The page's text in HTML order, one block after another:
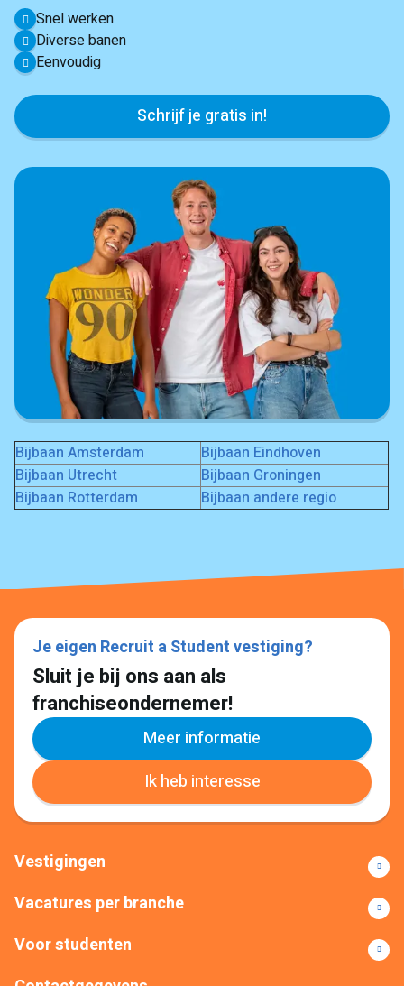
Snel werken
Diverse banen
Eenvoudig
Schrijf je gratis in!
Bijbaan Amsterdam
Bijbaan Eindhoven
Bijbaan Utrecht
Bijbaan Groningen
Bijbaan Rotterdam
Bijbaan andere regio
Je eigen Recruit a Student vestiging?
Sluit je bij ons aan als
franchiseondernemer!
Meer informatie
Ik heb interesse
Vestigingen
Vacatures per branche
Voor studenten